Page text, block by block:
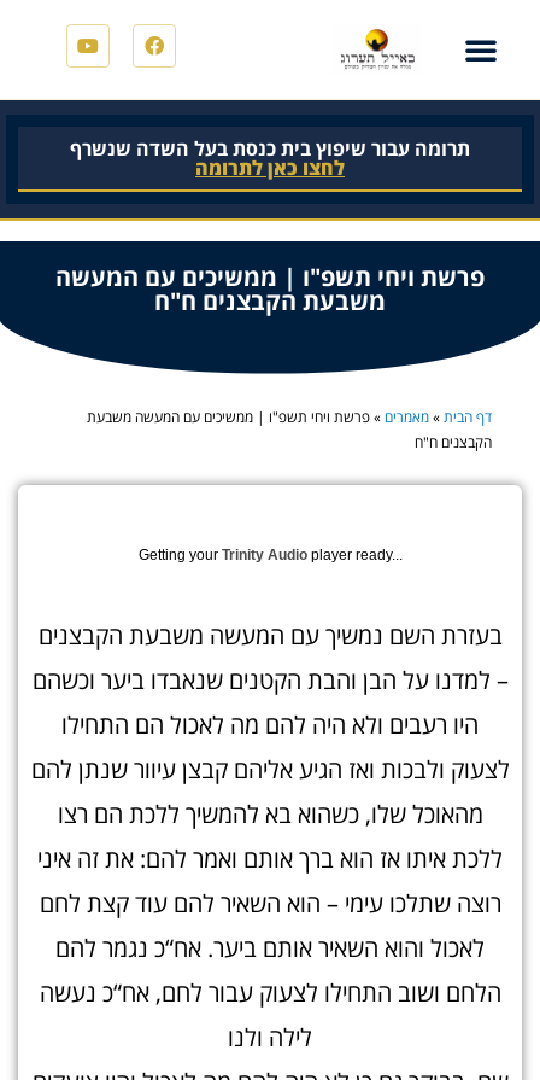
תרומה עבור שיפוץ בית כנסת בעל השדה שנשרף
לחצו כאן לתרומה
פרשת ויחי תשפ"ו | ממשיכים עם המעשה
משבעת הקבצנים ח"ח
דף הבית » מאמרים » פרשת ויחי תשפ"ו | ממשיכים עם המעשה משבעת
הקבצנים ח"ח
Getting your Trinity Audio player ready...
בעזרת השם נמשיך עם המעשה משבעת הקבצנים
– למדנו על הבן והבת הקטנים שנאבדו ביער וכשהם
היו רעבים ולא היה להם מה לאכול הם התחילו
לצעוק ולבכות ואז הגיע אליהם קבצן עיוור שנתן להם
מהאוכל שלו, כשהוא בא להמשיך ללכת הם רצו
ללכת איתו אז הוא ברך אותם ואמר להם: את זה איני
רוצה שתלכו עימי – הוא השאיר להם עוד קצת לחם
לאכול והוא השאיר אותם ביער. אח“כ נגמר להם
הלחם ושוב התחילו לצעוק עבור לחם, אח“כ נעשה
לילה ולנו